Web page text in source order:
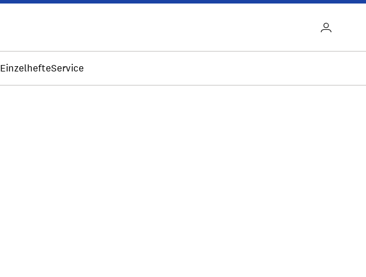
EinzelhefteService